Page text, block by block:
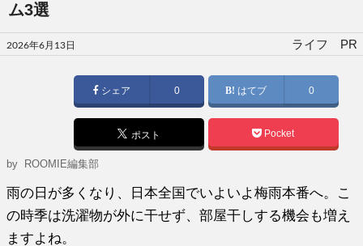
ム3選
投
稿
2026年6月13日 ライフ PR
シェア 0 はてブ 0
ポスト Pocket
by ROOMIE編集部
雨の日が多くなり、日本全国でいよいよ梅雨本番へ。こ
の時季は洗濯物が外に干せず、部屋干しする機会も増え
ますよね。